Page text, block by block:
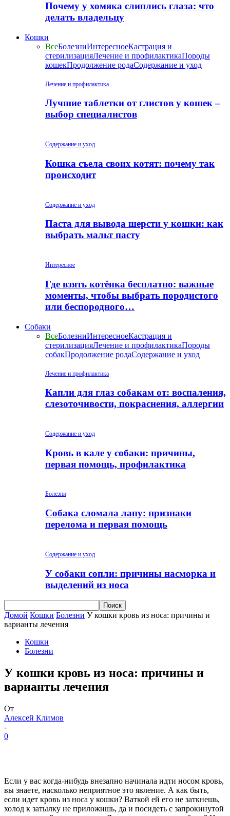
Почему у хомяка слиплись глаза: что
делать владельцу
Кошки
ВсеБолезниИнтересноеКастрация и
стерилизацияЛечение и профилактикаПороды
кошекПродолжение родаСодержание и уход
Лечение и профилактика
Лучшие таблетки от глистов у кошек –
выбор специалистов
Содержание и уход
Кошка съела своих котят: почему так
происходит
Содержание и уход
Паста для вывода шерсти у кошки: как
выбрать мальт пасту
Интересное
Где взять котёнка бесплатно: важные
моменты, чтобы выбрать породистого
или беспородного…
Собаки
ВсеБолезниИнтересноеКастрация и
стерилизацияЛечение и профилактикаПороды
собакПродолжение родаСодержание и уход
Лечение и профилактика
Капли для глаз собакам от: воспаления,
слезоточивости, покраснения, аллергии
Содержание и уход
Кровь в кале у собаки: причины,
первая помощь, профилактика
Болезни
Собака сломала лапу: признаки
перелома и первая помощь
Содержание и уход
У собаки сопли: причины насморка и
выделений из носа
Домой Кошки Болезни У кошки кровь из носа: причины и
варианты лечения
Кошки
Болезни
У кошки кровь из носа: причины и
варианты лечения
От
Алексей Климов
-
0
Если у вас когда-нибудь внезапно начинала идти носом кровь,
вы знаете, насколько неприятное это явление. А как быть,
если идет кровь из носа у кошки? Ваткой ей его не заткнешь,
холод к затылку не приложишь, да и посидеть с запрокинутой